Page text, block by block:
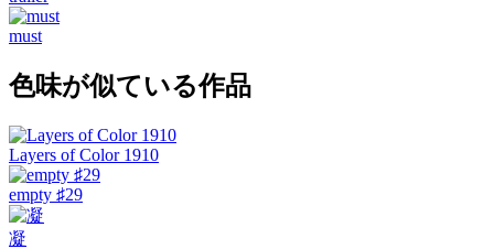
must
色味が似ている作品
Layers of Color 1910
empty ♯29
凝